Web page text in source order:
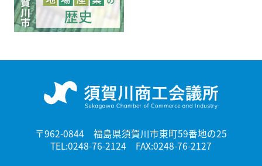
〒962-0844 福島県須賀川市東町59番地の25
TEL:0248-76-2124 FAX:0248-76-2127